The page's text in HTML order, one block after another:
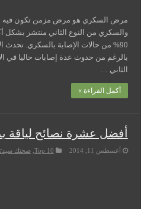
مرض السكري هو مرض مزمن تكون فيه
والسكري من النوع الثاني منتشر بشكل
90% من حالات الإصابة بالسكري. تحدث
بالرغم من حدوث عدة إصابات حاليا في
الثاني …
أكمل القراءة »
أفضل عشرة نصائح لياقة
أغسطس 11, 2014 Top 10
,صحتك